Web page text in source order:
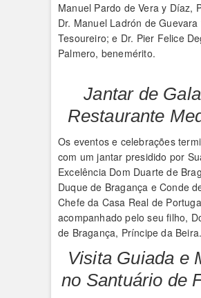
Manuel Pardo de Vera y Díaz,
Dr. Manuel Ladrón de Guevara
Tesoureiro; e Dr. Pier Felice
Palmero, benemérito.
Jantar de
Restaurante
Os eventos e celebrações
com um jantar presidido por
Excelência Dom Duarte de
Duque de Bragança e Conde
Chefe da Casa Real de
acompanhado pelo seu filho,
de Bragança, Príncipe da Beira.
Visita Guiada e
no Santuário de